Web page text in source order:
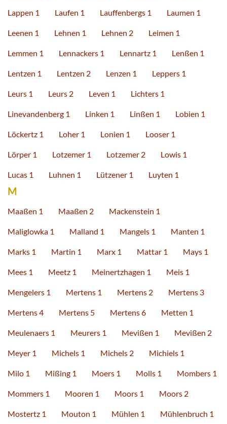
Lappen 1 Laufen 1 Lauffenbergs 1 Laumen 1
Leenen 1 Lehnen 1 Lehnen 2 Leimen 1
Lemmen 1 Lennackers 1 Lennartz 1 Lenßen 1
Lentzen 1 Lentzen 2 Lenzen 1 Leppers 1
Leurs 1 Leurs 2 Leven 1 Lichters 1
Linevandenberg 1 Linken 1 Linßen 1 Lobien 1
Löckertz 1 Loher 1 Lonien 1 Looser 1
Lörper 1 Lotzemer 1 Lotzemer 2 Lowis 1
Lucas 1 Luhnen 1 Lützener 1 Luyten 1
M
Maaßen 1 Maaßen 2 Mackenstein 1
Maliglowka 1 Malland 1 Mangels 1 Manten 1
Marks 1 Martin 1 Marx 1 Mattar 1 Mays 1
Mees 1 Meetz 1 Meinertzhagen 1 Meis 1
Mengelers 1 Mertens 1 Mertens 2 Mertens 3
Mertens 4 Mertens 5 Mertens 6 Metten 1
Meulenaers 1 Meurers 1 Mevißen 1 Mevißen 2
Meyer 1 Michels 1 Michels 2 Michiels 1
Milo 1 Mißing 1 Moers 1 Molls 1 Mombers 1
Mommers 1 Mooren 1 Moors 1 Moors 2
Mostertz 1 Mouton 1 Mühlen 1 Mühlenbruch 1